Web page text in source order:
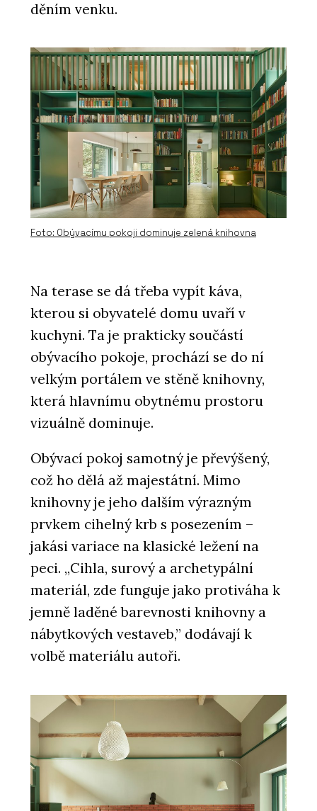
děním venku.
Foto: Obývacímu pokoji dominuje zelená knihovna
Na terase se dá třeba vypít káva,
kterou si obyvatelé domu uvaří v
kuchyni. Ta je prakticky součástí
obývacího pokoje, prochází se do ní
velkým portálem ve stěně knihovny,
která hlavnímu obytnému prostoru
vizuálně dominuje.
Obývací pokoj samotný je převýšený,
což ho dělá až majestátní. Mimo
knihovny je jeho dalším výrazným
prvkem cihelný krb s posezením –
jakási variace na klasické ležení na
peci. „Cihla, surový a archetypální
materiál, zde funguje jako protiváha k
jemně laděné barevnosti knihovny a
nábytkových vestaveb,” dodávají k
volbě materiálu autoři.